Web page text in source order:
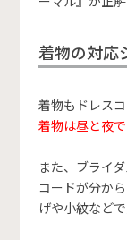
着物の対応
着物もドレス
着物は昼と夜
また、ブライ
コードが分か
げや小紋など